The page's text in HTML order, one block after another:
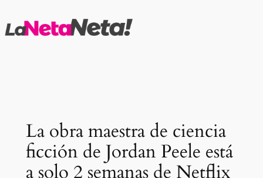
al
La obra maestra de ciencia
ficción de Jordan Peele está
a solo 2 semanas de Netflix